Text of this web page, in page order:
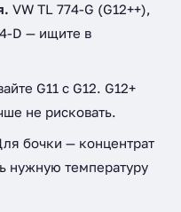
VW TL 774-G (G12++),
D — ищите в
G11 с G12. G12+
не рисковать.
бочки — концентрат
нужную температуру